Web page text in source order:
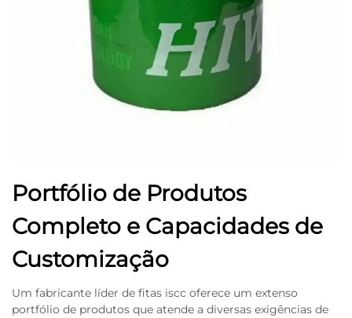
Portfólio de Produtos
Completo e Capacidades de
Customização
Um fabricante líder de fitas iscc oferece um extenso
portfólio de produtos que atende a diversas exigências de